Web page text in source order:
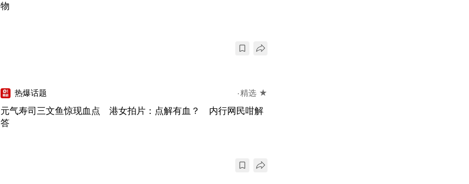
物
热爆话题 精选 ★
元气寿司三文鱼惊现血点 港女拍片：点解有血？ 内行网民咁解
答